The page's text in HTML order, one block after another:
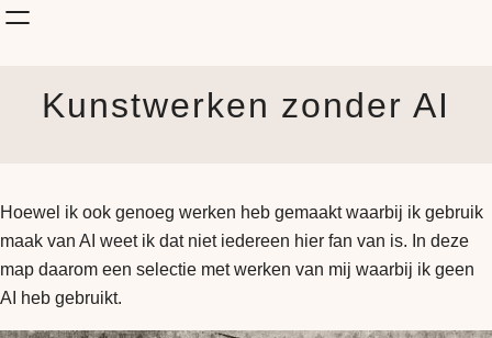
Onderwerp
How it is made
Jouw Muur
Kunstwerken zonder AI
Hoewel ik ook genoeg werken heb gemaakt waarbij ik gebruik
maak van AI weet ik dat niet iedereen hier fan van is. In deze
map daarom een selectie met werken van mij waarbij ik geen
AI heb gebruikt.